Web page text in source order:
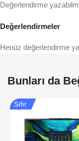
Değerlendirmeler
Henüz değerlendirme
Değerlendirme
Bunları da
Sıfır